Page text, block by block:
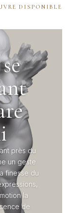
DISPONIBLE
près du
un geste
finesse du
la
de